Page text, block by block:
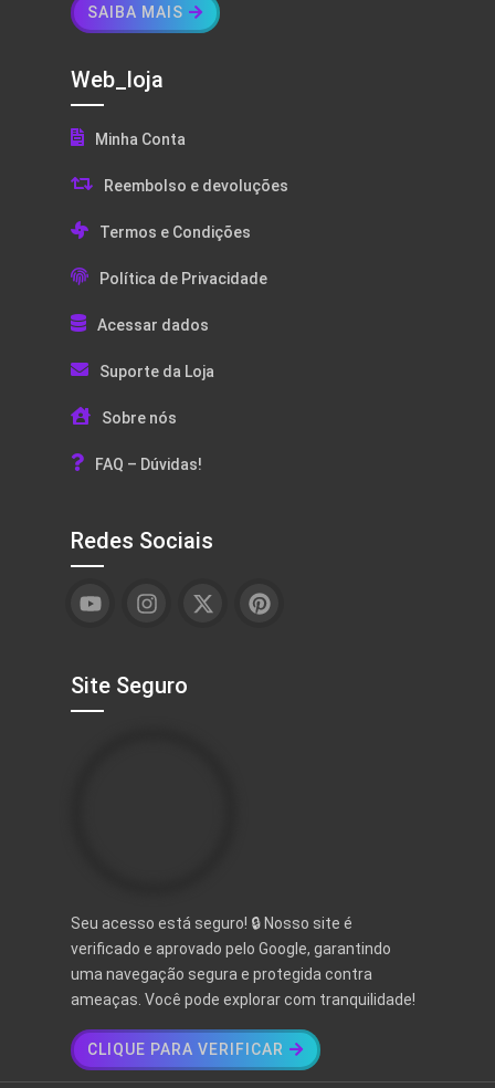
SAIBA MAIS
Web_loja
Minha Conta
Reembolso e devoluções
Termos e Condições
Política de Privacidade
Acessar dados
Suporte da Loja
Sobre nós
FAQ – Dúvidas!
Redes Sociais
Site Seguro
Seu acesso está seguro! 🔒 Nosso site é
verificado e aprovado pelo Google, garantindo
uma navegação segura e protegida contra
ameaças. Você pode explorar com tranquilidade!
CLIQUE PARA VERIFICAR